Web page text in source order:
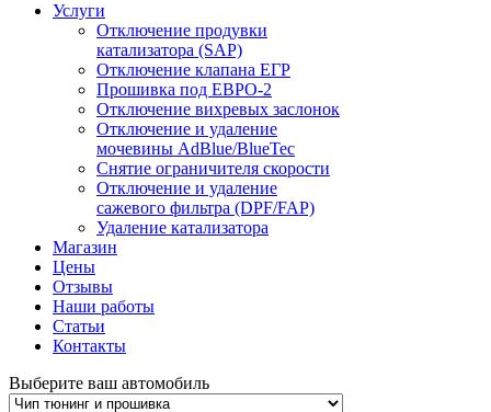
Услуги
Отключение продувки
катализатора (SAP)
Отключение клапана ЕГР
Прошивка под ЕВРО-2
Отключение вихревых заслонок
Отключение и удаление
мочевины AdBlue/BlueTec
Снятие ограничителя скорости
Отключение и удаление
сажевого фильтра (DPF/FAP)
Удаление катализатора
Магазин
Цены
Отзывы
Наши работы
Статьи
Контакты
Выберите ваш автомобиль